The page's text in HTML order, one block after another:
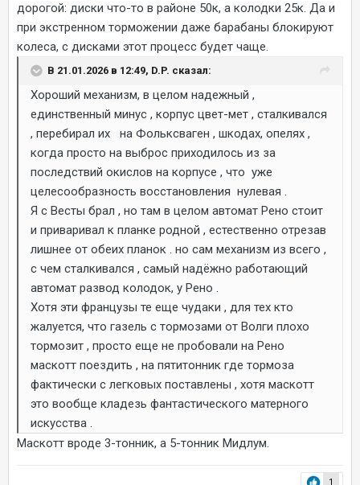
дорогой: диски что-то в районе 50к, а колодки 25к. Да и
при экстренном торможении даже барабаны блокируют
колеса, с дисками этот процесс будет чаще.
В 21.01.2026 в 12:49, D.P. сказал:
Хороший механизм, в целом надежный ,
единственный минус , корпус цвет-мет , сталкивался
, перебирал их на Фольксваген , шкодах, опелях ,
когда просто на выброс приходилось из за
последствий окислов на корпусе , что уже
целесообразность восстановления нулевая .
Я с Весты брал , но там в целом автомат Рено стоит
и приваривал к планке родной , естественно отрезав
лишнее от обеих планок . но сам механизм из всего ,
с чем сталкивался , самый надёжно работающий
автомат развод колодок, у Рено .
Хотя эти французы те еще чудаки , для тех кто
жалуется, что газель с тормозами от Волги плохо
тормозит , просто еще не пробовали на Рено
маскотт поездить , на пятитонник где тормоза
фактически с легковых поставлены , хотя маскотт
это вообще кладезь фантастического матерного
искусства .
Маскотт вроде 3-тонник, а 5-тонник Мидлум.
1